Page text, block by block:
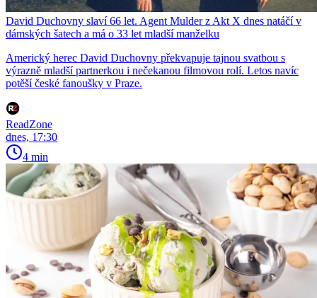
David Duchovny slaví 66 let. Agent Mulder z Akt X dnes natáčí v
dámských šatech a má o 33 let mladší manželku
Americký herec David Duchovny překvapuje tajnou svatbou s
výrazně mladší partnerkou i nečekanou filmovou rolí. Letos navíc
potěší české fanoušky v Praze.
ReadZone
dnes, 17:30
4 min